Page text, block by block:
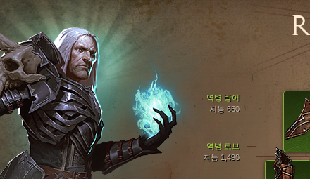
역병 로브
지능 1,490
역병 방어
지능 650